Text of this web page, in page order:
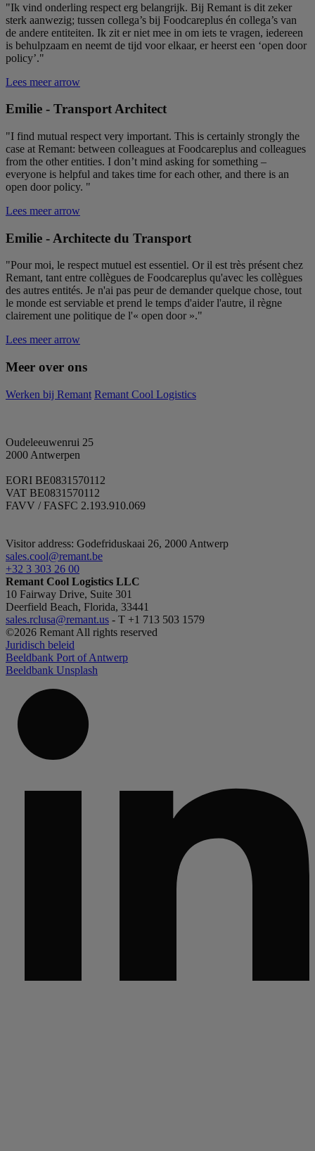
"Ik vind onderling respect erg belangrijk. Bij Remant is dit zeker
sterk aanwezig; tussen collega’s bij Foodcareplus én collega’s van
de andere entiteiten. Ik zit er niet mee in om iets te vragen, iedereen
is behulpzaam en neemt de tijd voor elkaar, er heerst een ‘open door
policy’."
Lees meer arrow
Emilie - Transport Architect
"I find mutual respect very important. This is certainly strongly the
case at Remant: between colleagues at Foodcareplus and colleagues
from the other entities. I don’t mind asking for something –
everyone is helpful and takes time for each other, and there is an
open door policy. "
Lees meer arrow
Emilie - Architecte du Transport
"Pour moi, le respect mutuel est essentiel. Or il est très présent chez
Remant, tant entre collègues de Foodcareplus qu'avec les collègues
des autres entités. Je n'ai pas peur de demander quelque chose, tout
le monde est serviable et prend le temps d'aider l'autre, il règne
clairement une politique de l'« open door »."
Lees meer arrow
Meer over ons
Werken bij Remant Remant Cool Logistics
Oudeleeuwenrui 25
2000 Antwerpen
EORI BE0831570112
VAT BE0831570112
FAVV / FASFC 2.193.910.069
Visitor address: Godefriduskaai 26, 2000 Antwerp
sales.cool@remant.be
+32 3 303 26 00
Remant Cool Logistics LLC
10 Fairway Drive, Suite 301
Deerfield Beach, Florida, 33441
sales.rclusa@remant.us - T +1 713 503 1579
©2026 Remant All rights reserved
Juridisch beleid
Beeldbank Port of Antwerp
Beeldbank Unsplash